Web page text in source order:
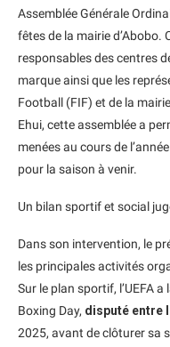
Assemblée Générale
fêtes de la mairie d’Abobo.
responsables des centres
marque ainsi que les
Football (FIF) et de la
Ehui, cette assemblée a
menées au cours de
pour la saison à venir.
Un bilan sportif et social
Dans son intervention, le
les principales activités
Sur le plan sportif, l’UEFA
Boxing Day, disputé entre
2025, avant de clôturer sa